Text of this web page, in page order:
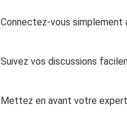
Connectez-vous
Suivez vos discussions
Mettez en avant votre